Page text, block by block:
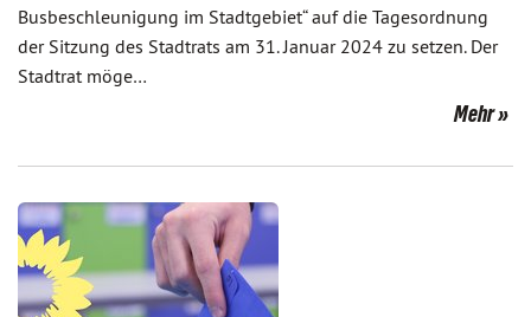
Busbeschleunigung im Stadtgebiet“ auf die Tagesordnung
der Sitzung des Stadtrats am 31. Januar 2024 zu setzen. Der
Stadtrat möge…
Mehr